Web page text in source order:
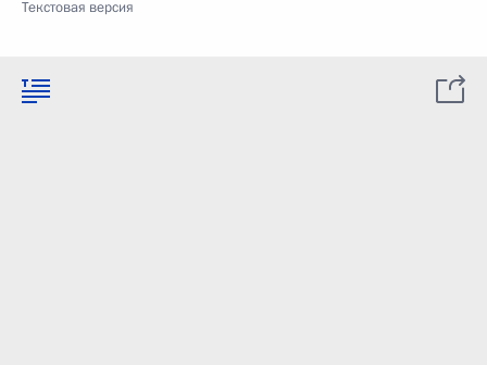
Текстовая версия